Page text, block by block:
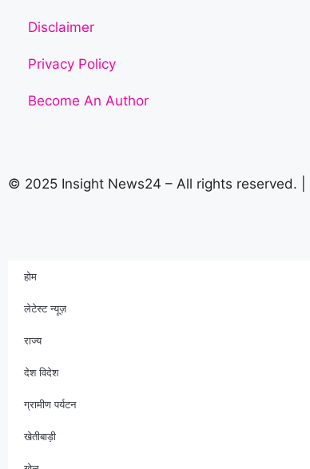
Disclaimer
Privacy Policy
Become An Author
© 2025 Insight News24 – All rights reserved. |
होम
लेटेस्ट न्यूज़
राज्य
देश विदेश
ग्रामीण पर्यटन
खेतीबाड़ी